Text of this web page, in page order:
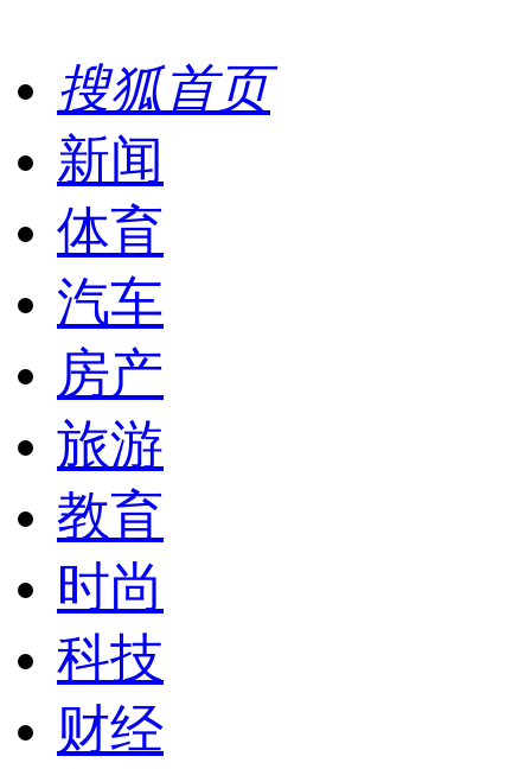
搜狐首页
新闻
体育
汽车
房产
旅游
教育
时尚
科技
财经